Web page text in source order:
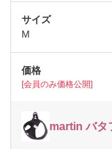
M
[会員のみ価格公開]
martin バタ